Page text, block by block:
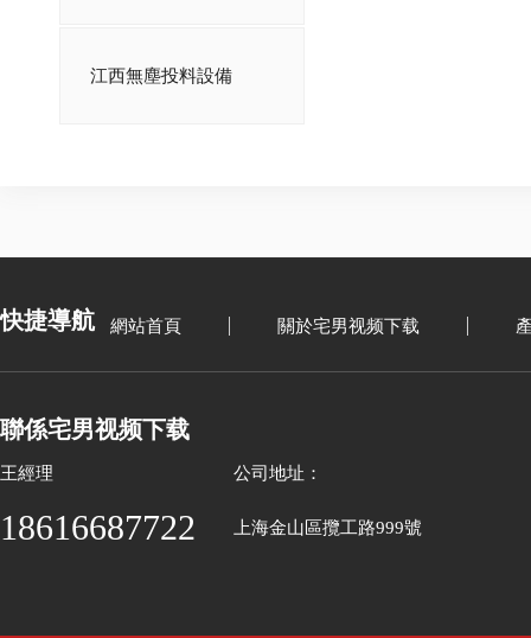
江西無塵投料設備
快捷導航 網站首頁 關於宅男视频下载
聯係宅男视频下载
王經理
18616687722
公司地址：
上海金山區攬工路999號